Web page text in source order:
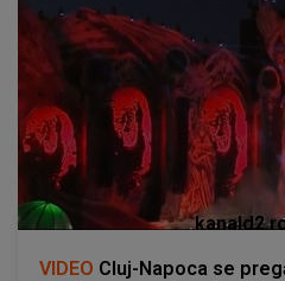
VIDEO Cluj-Napoca se